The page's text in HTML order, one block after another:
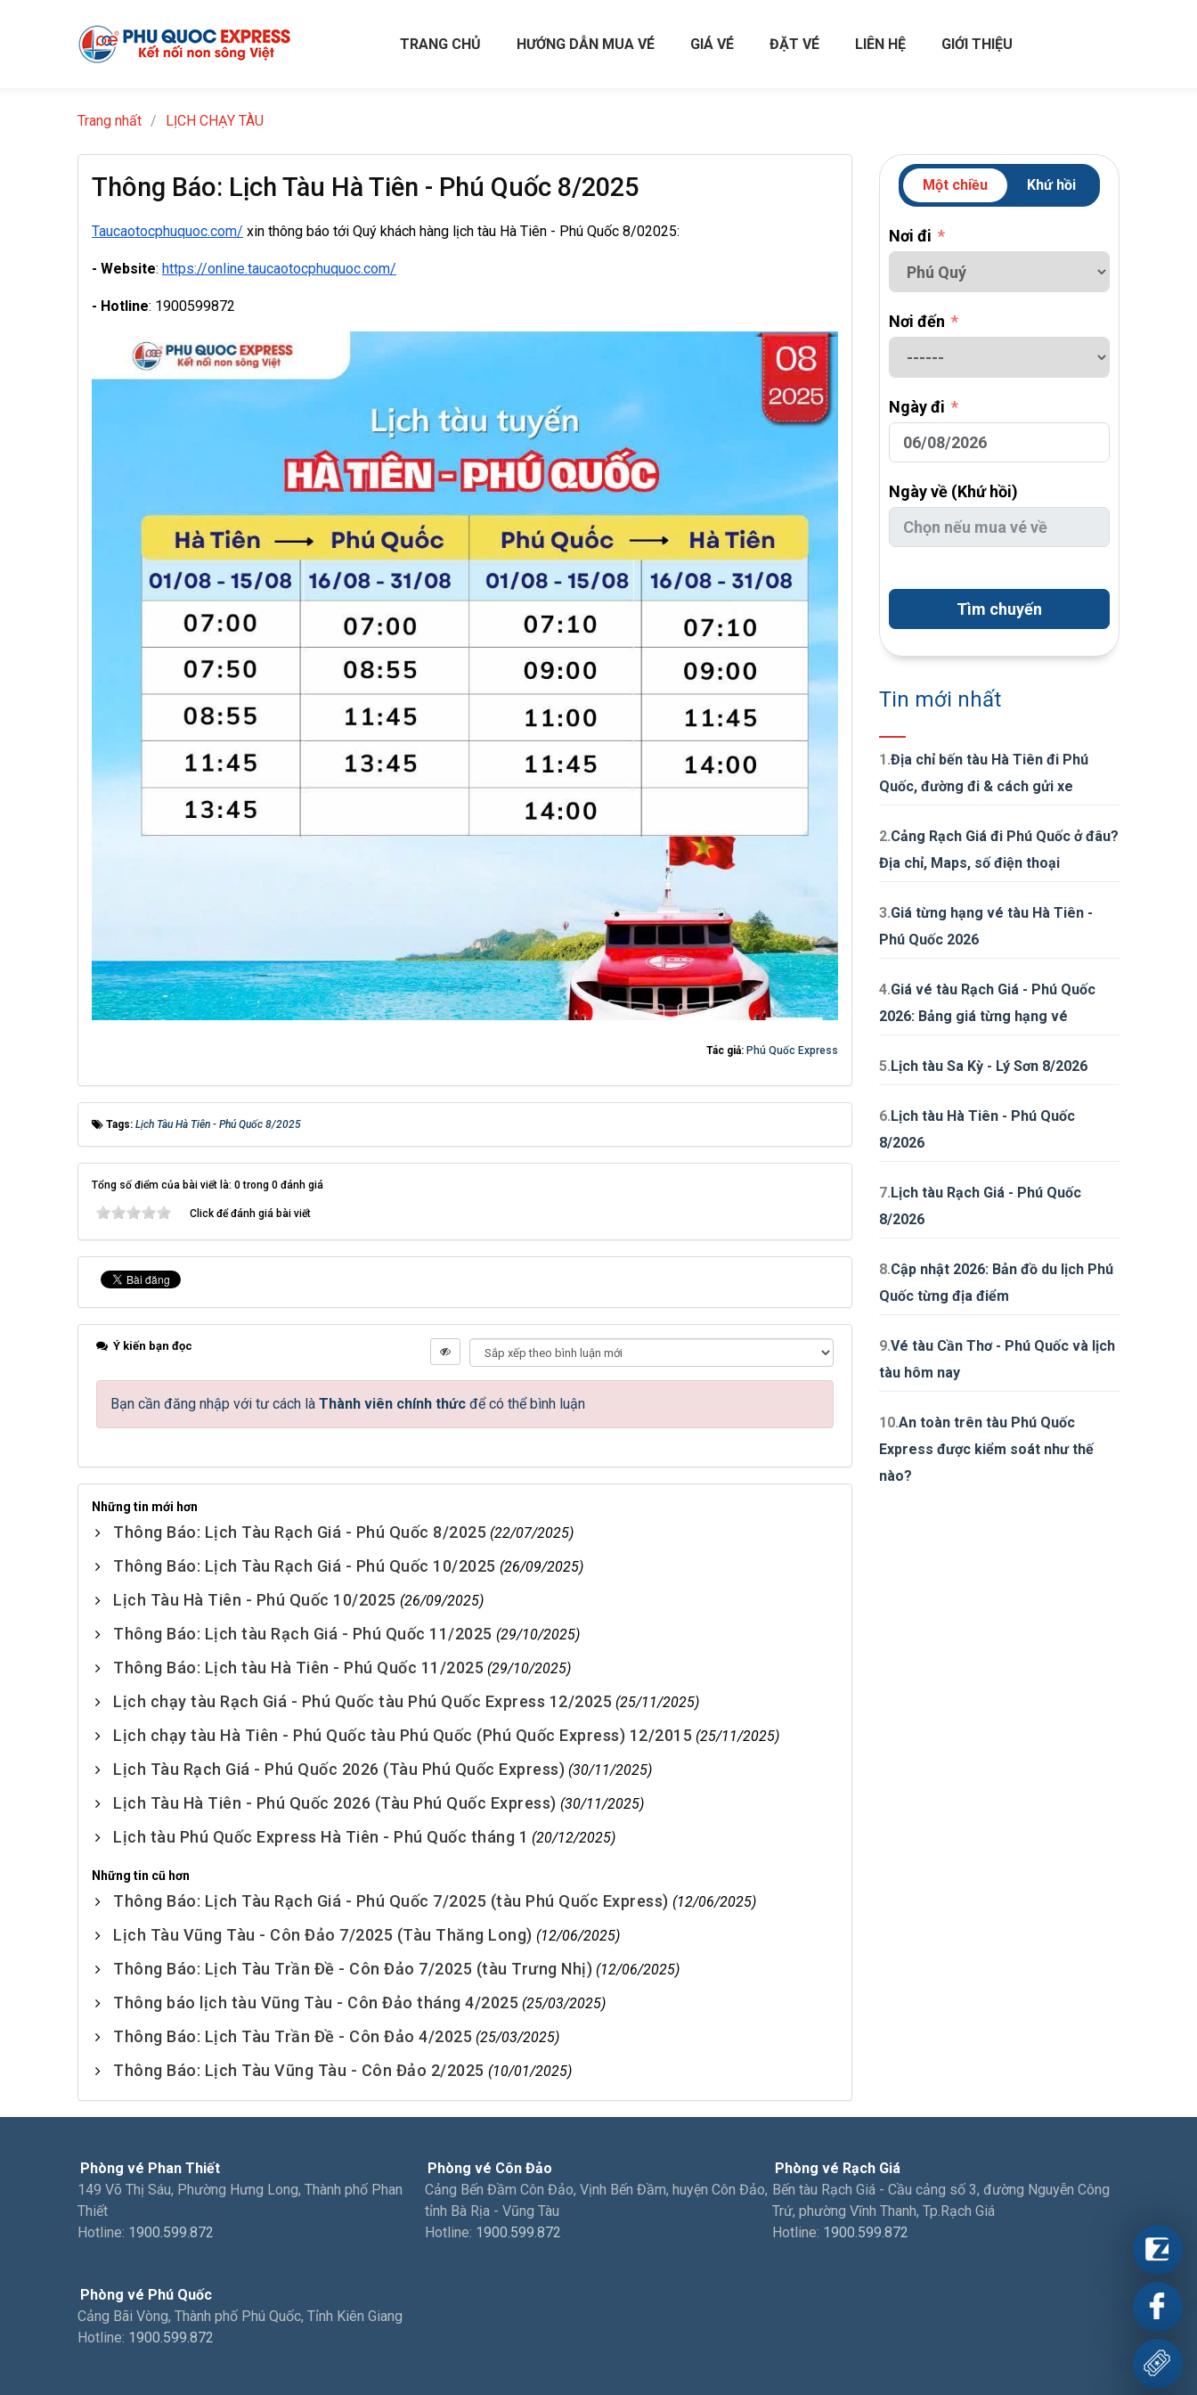
TRANG CHỦ HƯỚNG DẪN MUA VÉ GIÁ VÉ ĐẶT VÉ LIÊN HỆ GIỚI THIỆU
Trang nhất / LỊCH CHẠY TÀU
Thông Báo: Lịch Tàu Hà Tiên - Phú Quốc 8/2025
Taucaotocphuquoc.com/ xin thông báo tới Quý khách hàng lịch tàu Hà Tiên - Phú Quốc 8/02025:
- Website: https://online.taucaotocphuquoc.com/
- Hotline: 1900599872
Tác giả: Phú Quốc Express
Tags: Lịch Tàu Hà Tiên - Phú Quốc 8/2025
Tổng số điểm của bài viết là: 0 trong 0 đánh giá
Click để đánh giá bài viết
Ý kiến bạn đọc
Bạn cần đăng nhập với tư cách là Thành viên chính thức để có thể bình luận
Những tin mới hơn
Thông Báo: Lịch Tàu Rạch Giá - Phú Quốc 8/2025 (22/07/2025)
Thông Báo: Lịch Tàu Rạch Giá - Phú Quốc 10/2025 (26/09/2025)
Lịch Tàu Hà Tiên - Phú Quốc 10/2025 (26/09/2025)
Thông Báo: Lịch tàu Rạch Giá - Phú Quốc 11/2025 (29/10/2025)
Thông Báo: Lịch tàu Hà Tiên - Phú Quốc 11/2025 (29/10/2025)
Lịch chạy tàu Rạch Giá - Phú Quốc tàu Phú Quốc Express 12/2025 (25/11/2025)
Lịch chạy tàu Hà Tiên - Phú Quốc tàu Phú Quốc (Phú Quốc Express) 12/2015 (25/11/2025)
Lịch Tàu Rạch Giá - Phú Quốc 2026 (Tàu Phú Quốc Express) (30/11/2025)
Lịch Tàu Hà Tiên - Phú Quốc 2026 (Tàu Phú Quốc Express) (30/11/2025)
Lịch tàu Phú Quốc Express Hà Tiên - Phú Quốc tháng 1 (20/12/2025)
Những tin cũ hơn
Thông Báo: Lịch Tàu Rạch Giá - Phú Quốc 7/2025 (tàu Phú Quốc Express) (12/06/2025)
Lịch Tàu Vũng Tàu - Côn Đảo 7/2025 (Tàu Thăng Long) (12/06/2025)
Thông Báo: Lịch Tàu Trần Đề - Côn Đảo 7/2025 (tàu Trưng Nhị) (12/06/2025)
Thông báo lịch tàu Vũng Tàu - Côn Đảo tháng 4/2025 (25/03/2025)
Thông Báo: Lịch Tàu Trần Đề - Côn Đảo 4/2025 (25/03/2025)
Thông Báo: Lịch Tàu Vũng Tàu - Côn Đảo 2/2025 (10/01/2025)
Một chiều Khứ hồi
Nơi đi
Nơi đến
Ngày đi
Ngày về (Khứ hồi)
Tìm chuyến
Tin mới nhất
1.Địa chỉ bến tàu Hà Tiên đi Phú
Quốc, đường đi & cách gửi xe
2.Cảng Rạch Giá đi Phú Quốc ở đâu?
Địa chỉ, Maps, số điện thoại
3.Giá từng hạng vé tàu Hà Tiên -
Phú Quốc 2026
4.Giá vé tàu Rạch Giá - Phú Quốc
2026: Bảng giá từng hạng vé
5.Lịch tàu Sa Kỳ - Lý Sơn 8/2026
6.Lịch tàu Hà Tiên - Phú Quốc
8/2026
7.Lịch tàu Rạch Giá - Phú Quốc
8/2026
8.Cập nhật 2026: Bản đồ du lịch Phú
Quốc từng địa điểm
9.Vé tàu Cần Thơ - Phú Quốc và lịch
tàu hôm nay
10.An toàn trên tàu Phú Quốc
Express được kiểm soát như thế
nào?
Phòng vé Phan Thiết
149 Võ Thị Sáu, Phường Hưng Long, Thành phố Phan
Thiết
Hotline: 1900.599.872
Phòng vé Côn Đảo
Cảng Bến Đầm Côn Đảo, Vịnh Bến Đầm, huyện Côn Đảo,
tỉnh Bà Rịa - Vũng Tàu
Hotline: 1900.599.872
Phòng vé Rạch Giá
Bến tàu Rạch Giá - Cầu cảng số 3, đường Nguyễn Công
Trứ, phường Vĩnh Thanh, Tp.Rạch Giá
Hotline: 1900.599.872
Phòng vé Phú Quốc
Cảng Bãi Vòng, Thành phố Phú Quốc, Tỉnh Kiên Giang
Hotline: 1900.599.872